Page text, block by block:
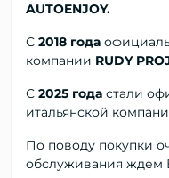
AUTOENJOY.
С 2018 года
компании RUDY
С 2025 года стали
итальянской
По поводу покупки
обслуживания ждем